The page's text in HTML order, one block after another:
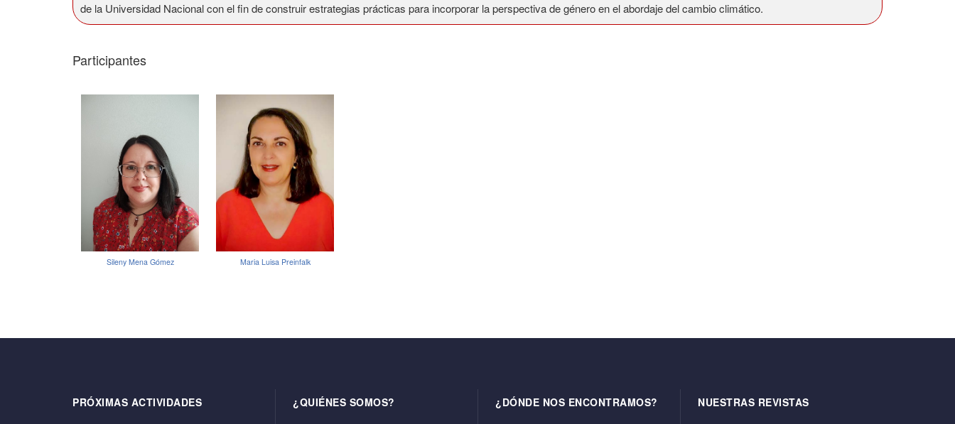
de la Universidad Nacional con el fin de construir estrategias prácticas para incorporar la perspectiva de género en el abordaje del cambio climático.
Participantes
Sileny Mena Gómez Maria Luisa Preinfalk
PRÓXIMAS ACTIVIDADES ¿QUIÉNES SOMOS? ¿DÓNDE NOS ENCONTRAMOS? NUESTRAS REVISTAS